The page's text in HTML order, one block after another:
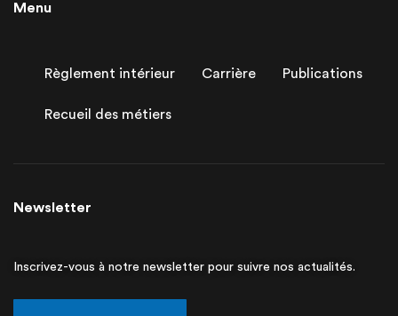
Menu
Règlement intérieur Carrière Publications
Recueil des métiers
Newsletter
Inscrivez-vous à notre newsletter pour suivre nos actualités.